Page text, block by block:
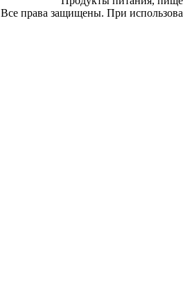
Все права защищены. При